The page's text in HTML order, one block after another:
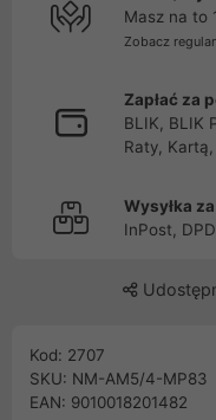
Masz na to
Zobacz
Zapłać za
BLIK, BLIK
Raty,
Wysyłka
InPost,
Kod: 2707
SKU: NM-AM5/4-MP83
EAN: 9010018201482